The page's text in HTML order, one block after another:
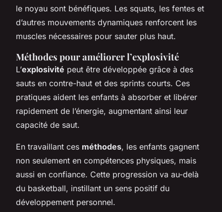
le noyau sont bénéfiques. Les squats, les fentes et
d’autres mouvements dynamiques renforcent les
muscles nécessaires pour sauter plus haut.
Méthodes pour améliorer l’explosivité
L’explosivité peut être développée grâce à des
sauts en contre-haut et des sprints courts. Ces
pratiques aident les enfants à absorber et libérer
rapidement de l’énergie, augmentant ainsi leur
capacité de saut.
En travaillant ces méthodes, les enfants gagnent
non seulement en compétences physiques, mais
aussi en confiance. Cette progression va au-delà
du basketball, instillant un sens positif du
développement personnel.